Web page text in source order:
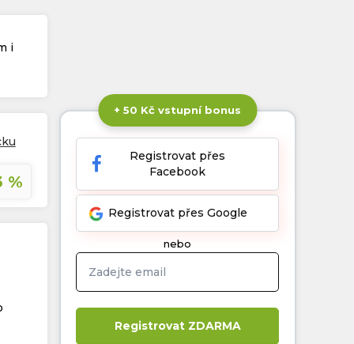
i
%
+ 50 Kč vstupní bonus
Registrovat přes
Facebook
Registrovat přes Google
nebo